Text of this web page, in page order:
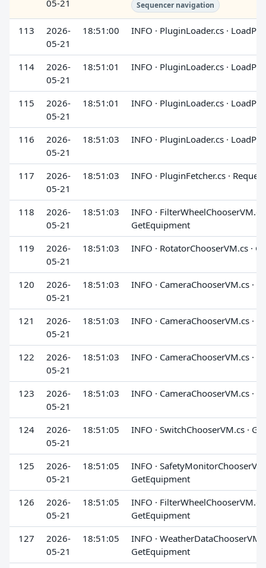
05-21
Sequencer navigation
113
2026-
05-21
18:51:00 INFO · PluginLoader.cs ·
114
2026-
05-21
18:51:01 INFO · PluginLoader.cs ·
115
2026-
05-21
18:51:01 INFO · PluginLoader.cs ·
116
2026-
05-21
18:51:03 INFO · PluginLoader.cs ·
117
2026-
05-21
18:51:03 INFO · PluginFetcher.cs ·
118
2026-
05-21
18:51:03
INFO · FilterWheelChooserVM.cs
GetEquipment
119
2026-
05-21
18:51:03 INFO · RotatorChooserVM.cs ·
120
2026-
05-21
18:51:03 INFO · CameraChooserVM.cs ·
121
2026-
05-21
18:51:03 INFO · CameraChooserVM.cs ·
122
2026-
05-21
18:51:03 INFO · CameraChooserVM.cs ·
123
2026-
05-21
18:51:03 INFO · CameraChooserVM.cs ·
124
2026-
05-21
18:51:05 INFO · SwitchChooserVM.cs ·
125
2026-
05-21
18:51:05
INFO ·
GetEquipment
126
2026-
05-21
18:51:05
INFO · FilterWheelChooserVM.cs
GetEquipment
127
2026-
05-21
18:51:05
INFO ·
GetEquipment